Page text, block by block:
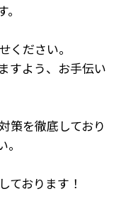
ください。
すよう、お手伝い
策を徹底しており
ております！